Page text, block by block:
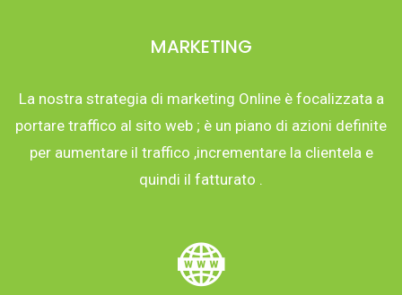
MARKETING
La nostra strategia di marketing Online è focalizzata a
portare traffico al sito web ; è un piano di azioni definite
per aumentare il traffico ,incrementare la clientela e
quindi il fatturato .